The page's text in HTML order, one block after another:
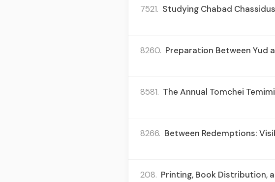
7521. Studying Chabad
8260. Preparation Between Yud
8581. The Annual Tomchei
8266. Between Redemptions:
208. Printing, Book Distribution,